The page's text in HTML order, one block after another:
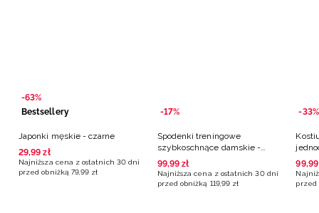
-63%
Bestsellery
Japonki męskie - czarne
29,99 zł
Najniższa cena z ostatnich 30 dni
przed obniżką 79,99 zł
-17%
Spodenki treningowe
szybkoschnące damskie -
czarne
99,99 zł
Najniższa cena z ostatnich 30 dni
przed obniżką 119,99 zł
-33%
99,99
przed